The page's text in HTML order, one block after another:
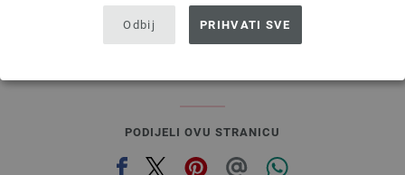
Odbij PRIHVATI SVE
next
PODIJELI OVU STRANICU